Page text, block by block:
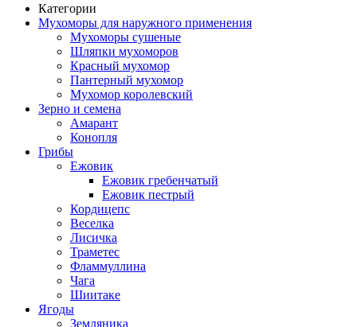
Категории
Мухоморы для наружного применения
Мухоморы сушеные
Шляпки мухоморов
Красный мухомор
Пантерный мухомор
Мухомор королевский
Зерно и семена
Амарант
Конопля
Грибы
Ежовик
Ежовик гребенчатый
Ежовик пестрый
Кордицепс
Веселка
Лисичка
Траметес
Фламмуллина
Чага
Шиитаке
Ягоды
Земляника